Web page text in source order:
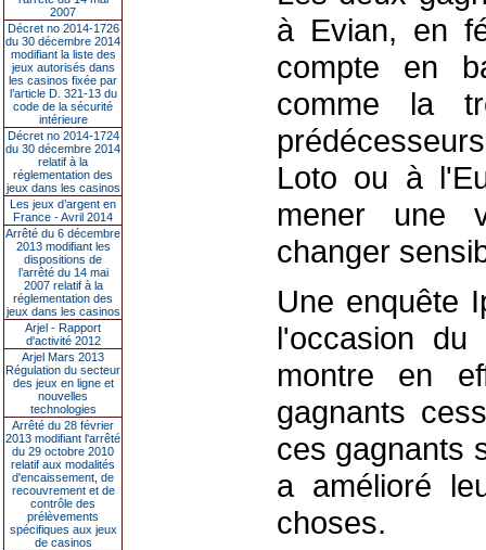
2007
Décret no 2014-1726
du 30 décembre 2014
modifiant la liste des
jeux autorisés dans
les casinos fixée par
l’article D. 321-13 du
code de la sécurité
intérieure
Décret no 2014-1724
du 30 décembre 2014
relatif à la
réglementation des
jeux dans les casinos
Les jeux d’argent en
France - Avril 2014
Arrêté du 6 décembre
2013 modifiant les
dispositions de
l’arrêté du 14 mai
2007 relatif à la
réglementation des
jeux dans les casinos
Arjel - Rapport
d'activité 2012
Arjel Mars 2013
Régulation du secteur
des jeux en ligne et
nouvelles
technologies
Arrêté du 28 février
2013 modifiant l'arrêté
du 29 octobre 2010
relatif aux modalités
d'encaissement, de
recouvrement et de
contrôle des
prélèvements
spécifiques aux jeux
de casinos
à Evian, en
compte en
comme la
Loto ou à
mener une
changer
Une enquête
l'occasion du
montre en
gagnants
ces gagnants
a amélioré
choses.